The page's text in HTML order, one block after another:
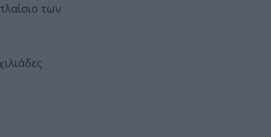
των